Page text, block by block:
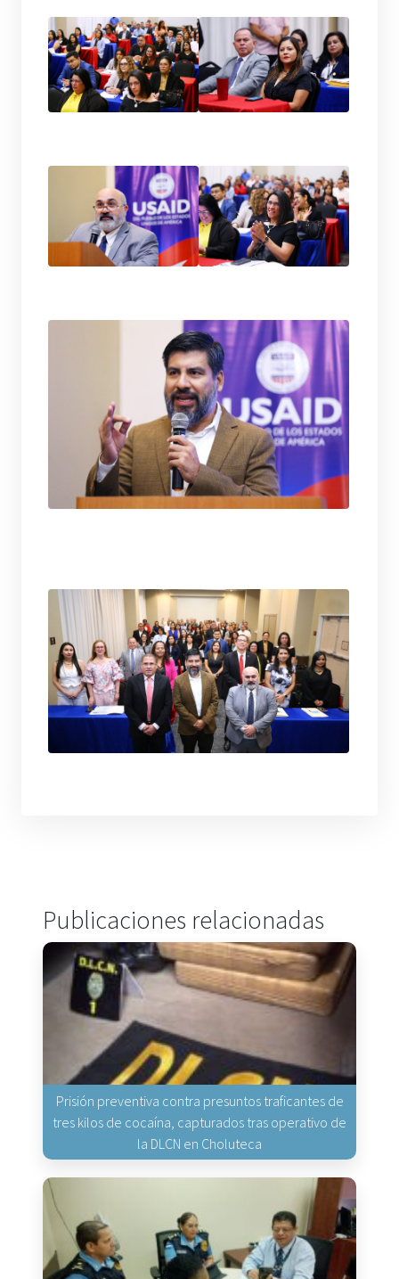
Publicaciones relacionadas
Prisión preventiva contra presuntos traficantes de
tres kilos de cocaína, capturados tras operativo de
la DLCN en Choluteca